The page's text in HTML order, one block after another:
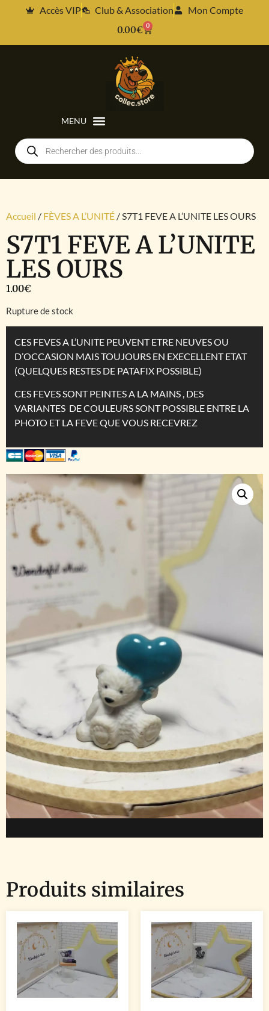
Accès VIP Club & Association
Mon Compte
0.00€ 0
Accueil / FÈVES A L’UNITÉ / S7T1 FEVE A L’UNITE LES OURS
S7T1 FEVE A L’UNITE
LES OURS
1.00€
Rupture de stock
CES FEVES A L’UNITE PEUVENT ETRE NEUVES OU
D’OCCASION MAIS TOUJOURS EN EXECELLENT ETAT
(QUELQUES RESTES DE PATAFIX POSSIBLE)
CES FEVES SONT PEINTES A LA MAINS , DES
VARIANTES DE COULEURS SONT POSSIBLE ENTRE LA
PHOTO ET LA FEVE QUE VOUS RECEVREZ
Produits similaires